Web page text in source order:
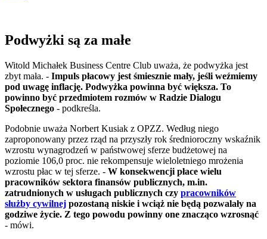
Podwyżki są za małe
Witold Michałek Business Centre Club uważa, że podwyżka jest
zbyt mała. - Impuls płacowy jest śmiesznie mały, jeśli weźmiemy
pod uwagę inflację. Podwyżka powinna być większa. To
powinno być przedmiotem rozmów w Radzie Dialogu
Społecznego - podkreśla.
Podobnie uważa Norbert Kusiak z OPZZ. Według niego
zaproponowany przez rząd na przyszły rok średnioroczny wskaźnik
wzrostu wynagrodzeń w państwowej sferze budżetowej na
poziomie 106,0 proc. nie rekompensuje wieloletniego mrożenia
wzrostu płac w tej sferze. - W konsekwencji płace wielu
pracowników sektora finansów publicznych, m.in.
zatrudnionych w usługach publicznych czy pracowników
służby cywilnej pozostaną niskie i wciąż nie będą pozwalały na
godziwe życie. Z tego powodu powinny one znacząco wzrosnąć
- mówi.